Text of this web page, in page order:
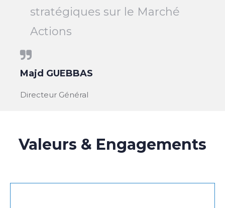
stratégiques sur le Marché
Actions
Majd GUEBBAS
Directeur Général
Valeurs & Engagements